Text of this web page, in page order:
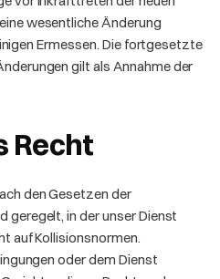
wesentliche Änderung
Ermessen. Die fortgesetzte
gilt als Annahme der
Recht
den Gesetzen der
geregelt, in der unser Dienst
auf Kollisionsnormen.
oder dem Dienst